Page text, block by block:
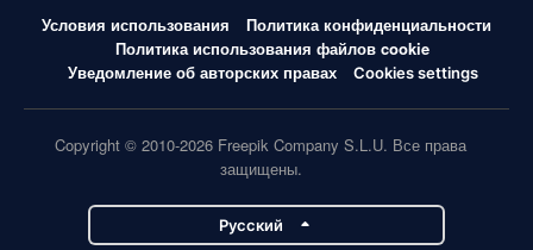
Условия использования
Политика конфиденциальности
Политика использования файлов cookie
Уведомление об авторских правах
Cookies settings
Copyright © 2010-2026 Freepik Company S.L.U. Все права
защищены.
Pусский